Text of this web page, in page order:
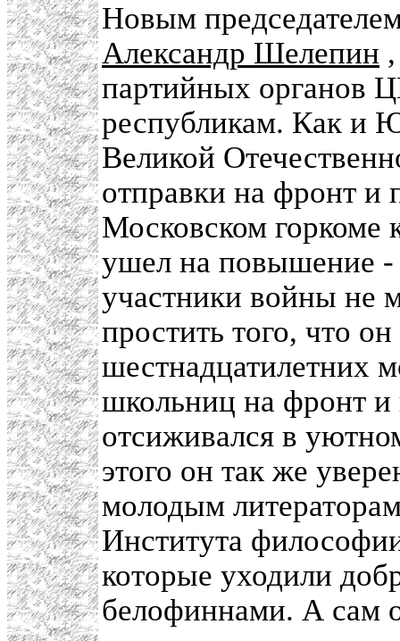
Новым
Александр Шелепин
партийных
республикам. Как и
Великой
отправки на фронт и
Московском горкоме
ушел на повышение
участники войны не
простить того, что
шестнадцатилетних
школьниц на фронт и
отсиживался в
этого он так же
молодым
Института
которые уходили
белофиннами. А сам